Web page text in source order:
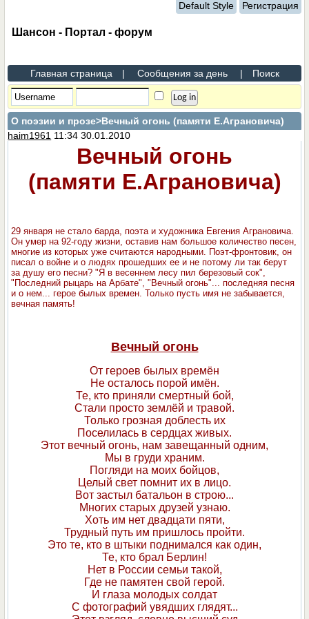
Default Style Регистрация
Шансон - Портал - форум
Главная страница | Сообщения за день | Поиск
О поэзии и прозе>Вечный огонь (памяти Е.Аграновича)
haim1961 11:34 30.01.2010
Вечный огонь
(памяти Е.Аграновича)
29 января не стало барда, поэта и художника Евгения Аграновича.
Он умер на 92-году жизни, оставив нам большое количество песен,
многие из которых уже считаются народными. Поэт-фронтовик, он
писал о войне и о людях прошедших ее и не потому ли так берут
за душу его песни? "Я в весеннем лесу пил березовый сок",
"Последний рыцарь на Арбате", "Вечный огонь"... последняя песня
и о нем... герое былых времен. Только пусть имя не забывается,
вечная память!
Вечный огонь
От героев былых времён
Не осталось порой имён.
Те, кто приняли смертный бой,
Стали просто землёй и травой.
Только грозная доблесть их
Поселилась в сердцах живых.
Этот вечный огонь, нам завещанный одним,
Мы в груди храним.
Погляди на моих бойцов,
Целый свет помнит их в лицо.
Вот застыл батальон в строю...
Многих старых друзей узнаю.
Хоть им нет двадцати пяти,
Трудный путь им пришлось пройти.
Это те, кто в штыки поднимался как один,
Те, кто брал Берлин!
Нет в России семьи такой,
Где не памятен свой герой.
И глаза молодых солдат
С фотографий увядших глядят...